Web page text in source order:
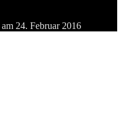
am 24. Februar 2016